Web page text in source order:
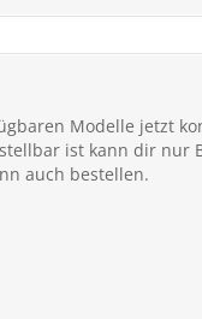
Modelle jetzt
ist kann dir nur
auch bestellen.